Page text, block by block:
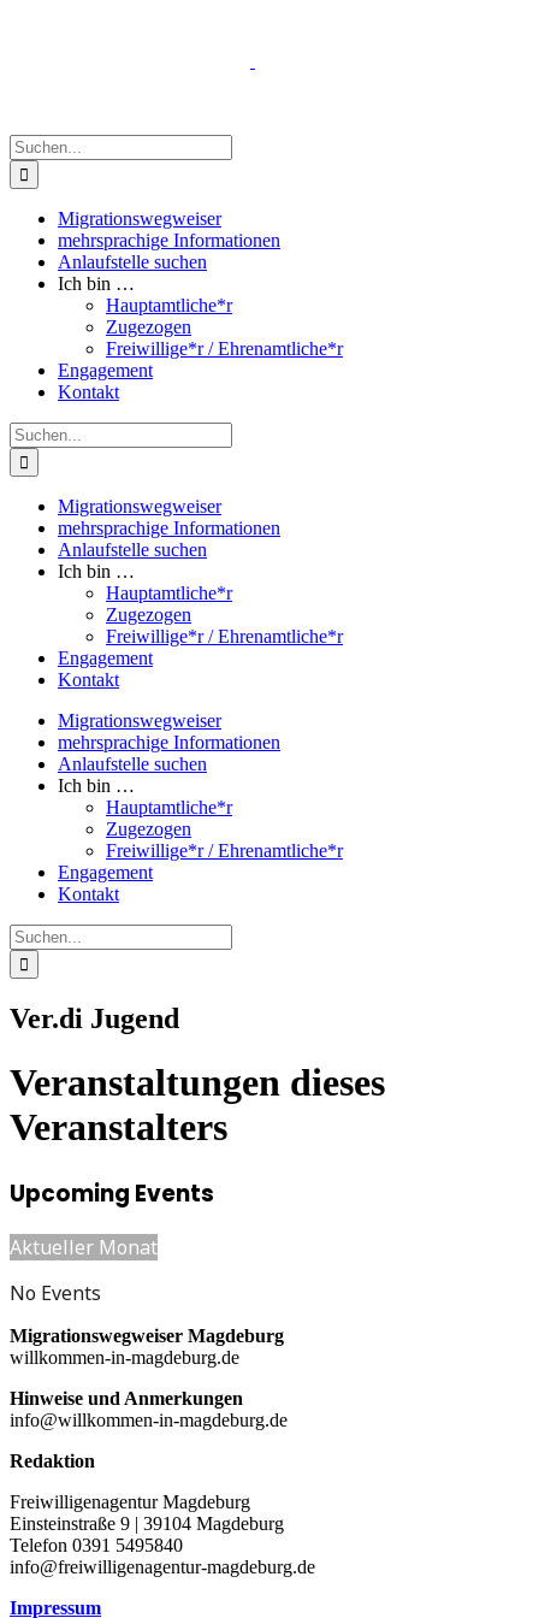
Suche
nach:
Migrationswegweiser
mehrsprachige Informationen
Anlaufstelle suchen
Ich bin …
Hauptamtliche*r
Zugezogen
Freiwillige*r / Ehrenamtliche*r
Engagement
Kontakt
Suche
nach:
Migrationswegweiser
mehrsprachige Informationen
Anlaufstelle suchen
Ich bin …
Hauptamtliche*r
Zugezogen
Freiwillige*r / Ehrenamtliche*r
Engagement
Kontakt
Migrationswegweiser
mehrsprachige Informationen
Anlaufstelle suchen
Ich bin …
Hauptamtliche*r
Zugezogen
Freiwillige*r / Ehrenamtliche*r
Engagement
Kontakt
Suche
nach:
Ver.di Jugend
Veranstaltungen dieses
Veranstalters
Upcoming Events
Aktueller Monat
No Events
Migrationswegweiser Magdeburg
willkommen-in-magdeburg.de
Hinweise und Anmerkungen
info@willkommen-in-magdeburg.de
Redaktion
Freiwilligenagentur Magdeburg
Einsteinstraße 9 | 39104 Magdeburg
Telefon 0391 5495840
info@freiwilligenagentur-magdeburg.de
Impressum